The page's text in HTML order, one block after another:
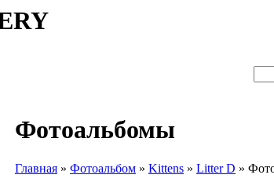
Фотоальбомы
Главная » Фотоальбом » Kittens » Litter D »